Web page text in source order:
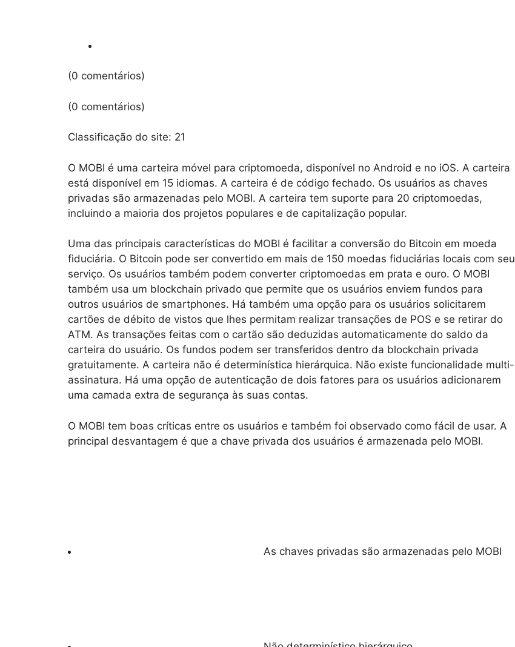
(0 comentários)
(0 comentários)
Classificação do site: 21
O MOBI é uma carteira móvel para criptomoeda, disponível no Android e no iOS. A carteira
está disponível em 15 idiomas. A carteira é de código fechado. Os usuários as chaves
privadas são armazenadas pelo MOBI. A carteira tem suporte para 20 criptomoedas,
incluindo a maioria dos projetos populares e de capitalização popular.
Uma das principais características do MOBI é facilitar a conversão do Bitcoin em moeda
fiduciária. O Bitcoin pode ser convertido em mais de 150 moedas fiduciárias locais com seu
serviço. Os usuários também podem converter criptomoedas em prata e ouro. O MOBI
também usa um blockchain privado que permite que os usuários enviem fundos para
outros usuários de smartphones. Há também uma opção para os usuários solicitarem
cartões de débito de vistos que lhes permitam realizar transações de POS e se retirar do
ATM. As transações feitas com o cartão são deduzidas automaticamente do saldo da
carteira do usuário. Os fundos podem ser transferidos dentro da blockchain privada
gratuitamente. A carteira não é determinística hierárquica. Não existe funcionalidade multi-
assinatura. Há uma opção de autenticação de dois fatores para os usuários adicionarem
uma camada extra de segurança às suas contas.
O MOBI tem boas críticas entre os usuários e também foi observado como fácil de usar. A
principal desvantagem é que a chave privada dos usuários é armazenada pelo MOBI.
As chaves privadas são armazenadas pelo MOBI